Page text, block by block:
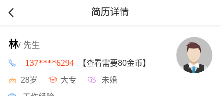
简历详情
林/ 先生
137****6294 【查看需要80金币】
28岁 大专 未婚